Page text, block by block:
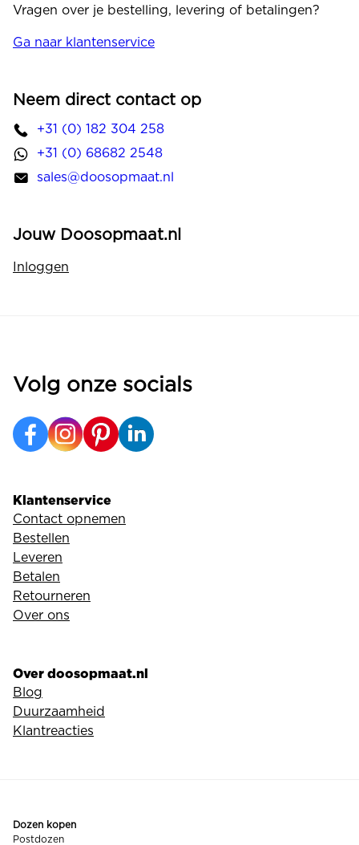
Vragen over je bestelling, levering of betalingen?
Ga naar klantenservice
Neem direct contact op
+31 (0) 182 304 258
+31 (0) 68682 2548
sales@doosopmaat.nl
Jouw Doosopmaat.nl
Inloggen
Volg onze socials
Klantenservice
Contact opnemen
Bestellen
Leveren
Betalen
Retourneren
Over ons
Over doosopmaat.nl
Blog
Duurzaamheid
Klantreacties
Dozen kopen
Postdozen